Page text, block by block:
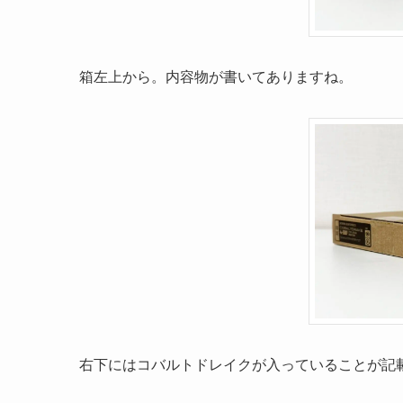
箱左上から。内容物が書いてありますね。
右下にはコバルトドレイクが入っていることが記